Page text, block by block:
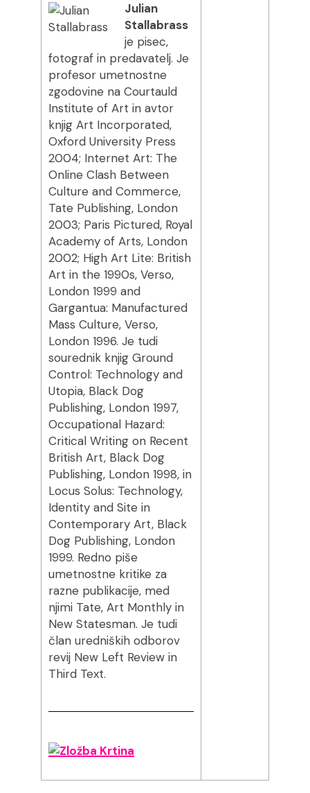
Julian
Stallabrass
je pisec,
fotograf in predavatelj. Je
profesor umetnostne
zgodovine na Courtauld
Institute of Art in avtor
knjig Art Incorporated,
Oxford University Press
2004; Internet Art: The
Online Clash Between
Culture and Commerce,
Tate Publishing, London
2003; Paris Pictured, Royal
Academy of Arts, London
2002; High Art Lite: British
Art in the 1990s, Verso,
London 1999 and
Gargantua: Manufactured
Mass Culture, Verso,
London 1996. Je tudi
sourednik knjig Ground
Control: Technology and
Utopia, Black Dog
Publishing, London 1997,
Occupational Hazard:
Critical Writing on Recent
British Art, Black Dog
Publishing, London 1998, in
Locus Solus: Technology,
Identity and Site in
Contemporary Art, Black
Dog Publishing, London
1999. Redno piše
umetnostne kritike za
razne publikacije, med
njimi Tate, Art Monthly in
New Statesman. Je tudi
član uredniških odborov
revij New Left Review in
Third Text.